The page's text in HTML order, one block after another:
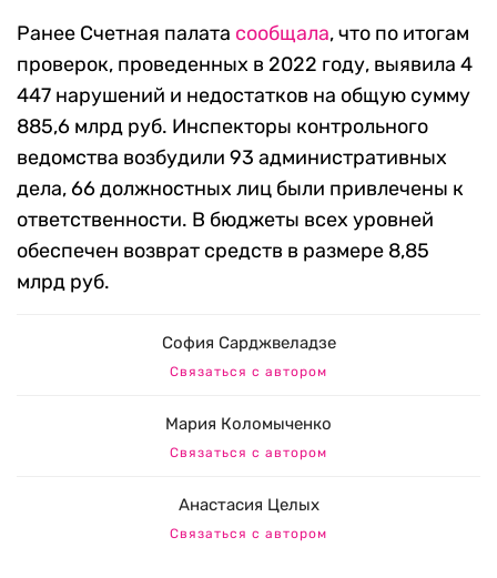
Ранее Счетная палата сообщала, что по итогам
проверок, проведенных в 2022 году, выявила 4
447 нарушений и недостатков на общую сумму
885,6 млрд руб. Инспекторы контрольного
ведомства возбудили 93 административных
дела, 66 должностных лиц были привлечены к
ответственности. В бюджеты всех уровней
обеспечен возврат средств в размере 8,85
млрд руб.
София Сарджвеладзе
Связаться с автором
Мария Коломыченко
Связаться с автором
Анастасия Целых
Связаться с автором